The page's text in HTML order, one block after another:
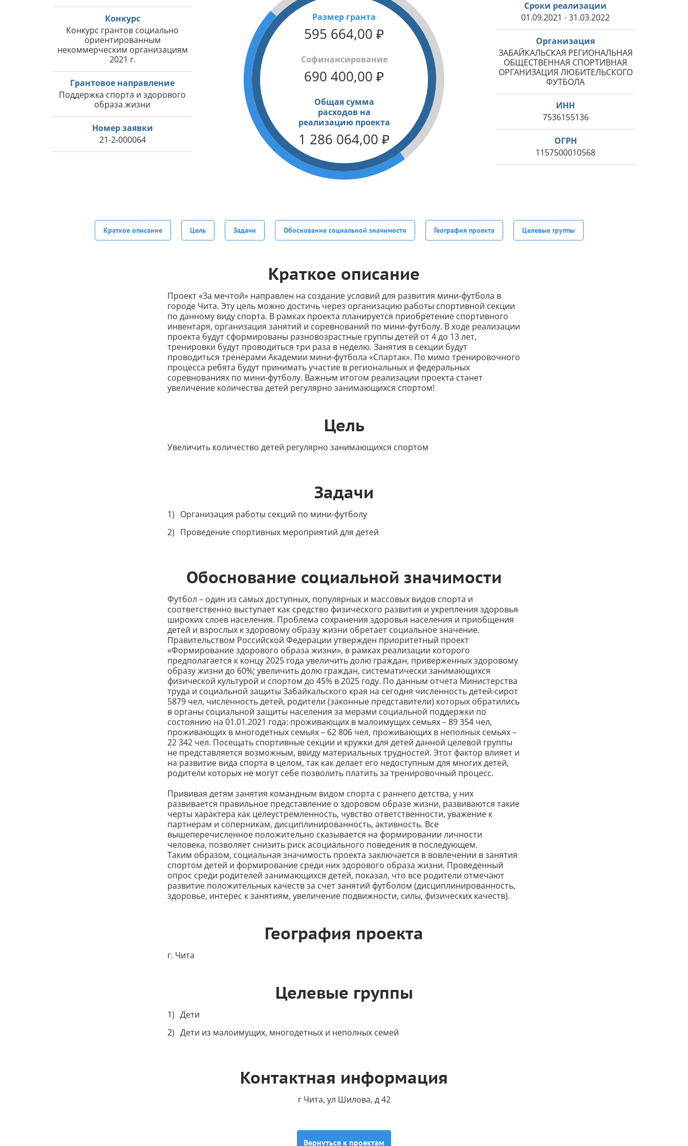
Конкурс
Конкурс грантов социально
ориентированным
некоммерческим организациям
2021 г.
Грантовое направление
Поддержка спорта и здорового
образа жизни
Номер заявки
21-2-000064
Размер гранта
595 664,00 ₽
Cофинансирование
690 400,00 ₽
Общая сумма
расходов на
реализацию проекта
1 286 064,00 ₽
Сроки реализации
01.09.2021 - 31.03.2022
Организация
ЗАБАЙКАЛЬСКАЯ РЕГИОНАЛЬНАЯ
ОБЩЕСТВЕННАЯ СПОРТИВНАЯ
ОРГАНИЗАЦИЯ ЛЮБИТЕЛЬСКОГО
ФУТБОЛА
ИНН
7536155136
ОГРН
1157500010568
Краткое описание Цель Задачи Обоснование социальной значимости География проекта Целевые группы
Краткое описание
Проект «За мечтой» направлен на создание условий для развития мини-футбола в
городе Чита. Эту цель можно достичь через организацию работы спортивной секции
по данному виду спорта. В рамках проекта планируется приобретение спортивного
инвентаря, организация занятий и соревнований по мини-футболу. В ходе реализации
проекта будут сформированы разновозрастные группы детей от 4 до 13 лет,
тренировки будут проводиться три раза в неделю. Занятия в секции будут
проводиться тренерами Академии мини-футбола «Спартак». По мимо тренировочного
процесса ребята будут принимать участие в региональных и федеральных
соревнованиях по мини-футболу. Важным итогом реализации проекта станет
увеличение количества детей регулярно занимающихся спортом!
Цель
Увеличить количество детей регулярно занимающихся спортом
Задачи
Организация работы секций по мини-футболу
Проведение спортивных мероприятий для детей
Обоснование социальной значимости
Футбол – один из самых доступных, популярных и массовых видов спорта и
соответственно выступает как средство физического развития и укрепления здоровья
широких слоев населения. Проблема сохранения здоровья населения и приобщения
детей и взрослых к здоровому образу жизни обретает социальное значение.
Правительством Российской Федерации утвержден приоритетный проект
«Формирование здорового образа жизни», в рамках реализации которого
предполагается к концу 2025 года увеличить долю граждан, приверженных здоровому
образу жизни до 60%; увеличить долю граждан, систематически занимающихся
физической культурой и спортом до 45% в 2025 году. По данным отчета Министерства
труда и социальной защиты Забайкальского края на сегодня численность детей-сирот
5879 чел, численность детей, родители (законные представители) которых обратились
в органы социальной защиты населения за мерами социальной поддержки по
состоянию на 01.01.2021 года: проживающих в малоимущих семьях – 89 354 чел,
проживающих в многодетных семьях – 62 806 чел, проживающих в неполных семьях –
22 342 чел. Посещать спортивные секции и кружки для детей данной целевой группы
не представляется возможным, ввиду материальных трудностей. Этот фактор влияет и
на развитие вида спорта в целом, так как делает его недоступным для многих детей,
родители которых не могут себе позволить платить за тренировочный процесс.
Прививая детям занятия командным видом спорта с раннего детства, у них
развивается правильное представление о здоровом образе жизни, развиваются такие
черты характера как целеустремленность, чувство ответственности, уважение к
партнерам и соперникам, дисциплинированность, активность. Все
вышеперечисленное положительно сказывается на формировании личности
человека, позволяет снизить риск асоциального поведения в последующем.
Таким образом, социальная значимость проекта заключается в вовлечении в занятия
спортом детей и формирование среди них здорового образа жизни. Проведенный
опрос среди родителей занимающихся детей, показал, что все родители отмечают
развитие положительных качеств за счет занятий футболом (дисциплинированность,
здоровье, интерес к занятиям, увеличение подвижности, силы, физических качеств).
География проекта
г. Чита
Целевые группы
Дети
Дети из малоимущих, многодетных и неполных семей
Контактная информация
г Чита, ул Шилова, д 42
Вернуться к проектам